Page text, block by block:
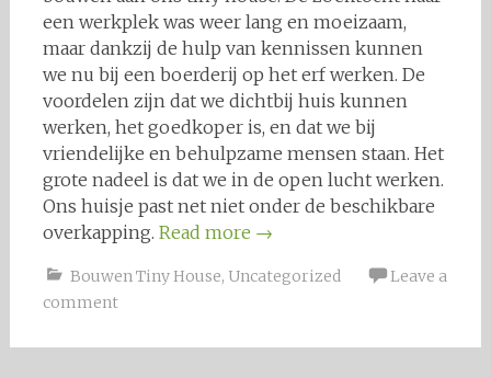
een werkplek was weer lang en moeizaam,
maar dankzij de hulp van kennissen kunnen
we nu bij een boerderij op het erf werken. De
voordelen zijn dat we dichtbij huis kunnen
werken, het goedkoper is, en dat we bij
vriendelijke en behulpzame mensen staan. Het
grote nadeel is dat we in de open lucht werken.
Ons huisje past net niet onder de beschikbare
overkapping. Read more →
Bouwen Tiny House, Uncategorized
Leave a
comment